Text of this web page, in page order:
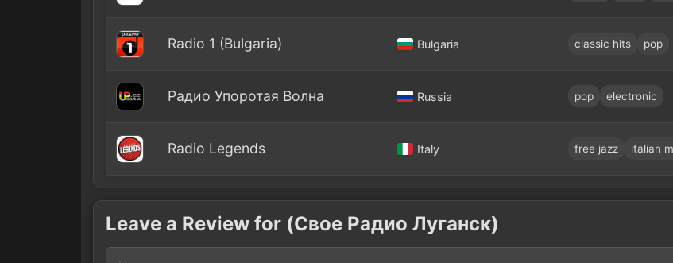
Radio 1 (Bulgaria) Bulgaria classic hits pop
Радио Упоротая Волна Russia pop electronic
Radio Legends Italy free jazz italian
Leave a Review for (Свое Радио Луганск)